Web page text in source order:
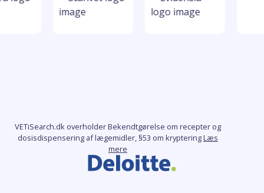
VETiSearch.dk overholder Bekendtgørelse om recepter og
dosisdispensering af lægemidler, §53 om krypteringLæs
mere